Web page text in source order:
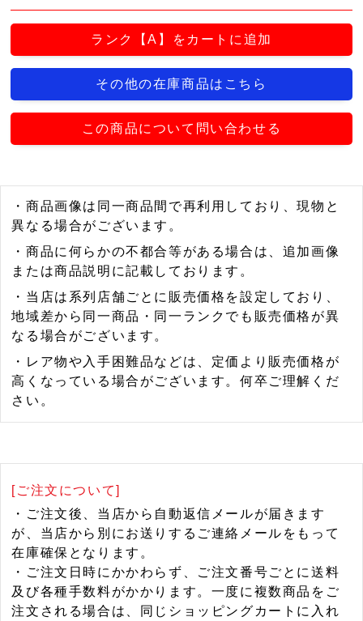
ランク【A】をカートに追加
その他の在庫商品はこちら
この商品について問い合わせる
・商品画像は同一商品間で再利用しており、現物と
異なる場合がございます。
・商品に何らかの不都合等がある場合は、追加画像
または商品説明に記載しております。
・当店は系列店舗ごとに販売価格を設定しており、
地域差から同一商品・同一ランクでも販売価格が異
なる場合がございます。
・レア物や入手困難品などは、定価より販売価格が
高くなっている場合がございます。何卒ご理解くだ
さい。
[ご注文について]
・ご注文後、当店から自動返信メールが届きます
が、当店から別にお送りするご連絡メールをもって
在庫確保となります。
・ご注文日時にかかわらず、ご注文番号ごとに送料
及び各種手数料がかかります。一度に複数商品をご
注文される場合は、同じショッピングカートに入れ